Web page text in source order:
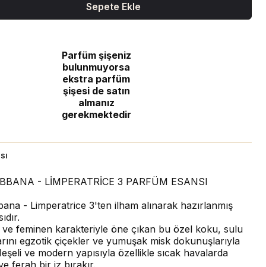
Sepete Ekle
Parfüm şişeniz
bulunmuyorsa
ekstra parfüm
şişesi de satın
almanız
gerekmektedir
- LİMPERATRİCE 3 PARFÜM ESANSI
- Limperatrice 3'ten ilham alınarak hazırlanmış
ve feminen karakteriyle öne çıkan bu özel koku, sulu
egzotik çiçekler ve yumuşak misk dokunuşlarıyla
ve modern yapısıyla özellikle sıcak havalarda
ferah bir iz bırakır.